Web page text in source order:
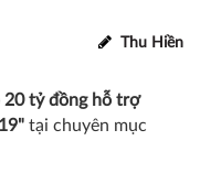
Thu Hiền
20 tỷ đồng hỗ trợ
tại chuyên mục